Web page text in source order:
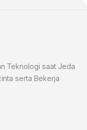
Teknologi saat Jeda
serta Bekerja